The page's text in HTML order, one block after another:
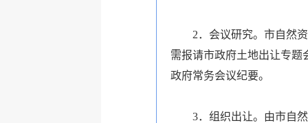
2．会议研究。市自然
需报请市政府土地出让专题
政府常务会议纪要。
3．组织出让。由市自